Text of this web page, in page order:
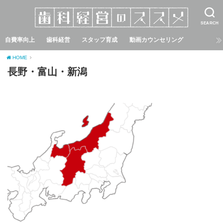
SEARCH
自費率向上 歯科経営 スタッフ育成 動画カウンセリング
HOME
長野・富山・新潟